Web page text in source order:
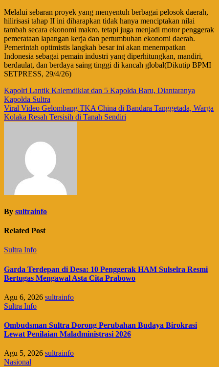
​Melalui sebaran proyek yang menyentuh berbagai pelosok daerah,
hilirisasi tahap II ini diharapkan tidak hanya menciptakan nilai
tambah secara ekonomi makro, tetapi juga menjadi motor penggerak
pemerataan lapangan kerja dan pertumbuhan ekonomi daerah.
Pemerintah optimistis langkah besar ini akan menempatkan
Indonesia sebagai pemain industri yang diperhitungkan, mandiri,
berdaulat, dan berdaya saing tinggi di kancah global(Dikutip BPMI
SETPRESS, 29/4/26)
Navigasi
pos
Kapolri Lantik Kalemdiklat dan 5 Kapolda Baru, Diantaranya
Kapolda Sultra
Viral Video Gelombang TKA China di Bandara Tanggetada, Warga
Kolaka Resah Tersisih di Tanah Sendiri
By sultrainfo
Related Post
Sultra Info
Garda Terdepan di Desa: 10 Penggerak HAM Sulselra Resmi
Bertugas Mengawal Asta Cita Prabowo
Agu 6, 2026 sultrainfo
Sultra Info
Ombudsman Sultra Dorong Perubahan Budaya Birokrasi
Lewat Penilaian Maladministrasi 2026
Agu 5, 2026 sultrainfo
Nasional